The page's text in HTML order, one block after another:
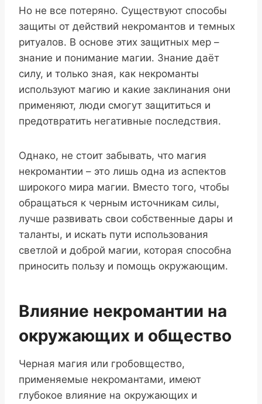
Но не все потеряно. Существуют способы
защиты от действий некромантов и темных
ритуалов. В основе этих защитных мер –
знание и понимание магии. Знание даёт
силу, и только зная, как некроманты
используют магию и какие заклинания они
применяют, люди смогут защититься и
предотвратить негативные последствия.
Однако, не стоит забывать, что магия
некромантии – это лишь одна из аспектов
широкого мира магии. Вместо того, чтобы
обращаться к черным источникам силы,
лучше развивать свои собственные дары и
таланты, и искать пути использования
светлой и доброй магии, которая способна
приносить пользу и помощь окружающим.
Влияние некромантии на
окружающих и общество
Черная магия или гробовщество,
применяемые некромантами, имеют
глубокое влияние на окружающих и